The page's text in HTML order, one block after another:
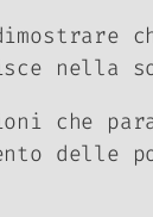
nella
che